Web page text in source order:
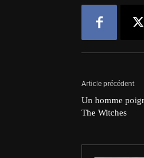
Article précédent
Un homme
The Witches